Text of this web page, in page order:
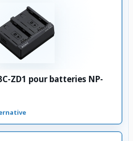
ZD1 pour batteries NP-